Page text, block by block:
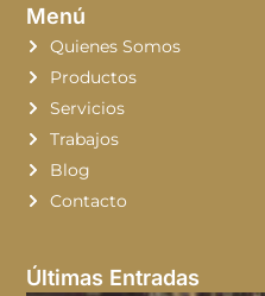
Menú
Quienes Somos
Productos
Servicios
Trabajos
Blog
Contacto
Últimas Entradas